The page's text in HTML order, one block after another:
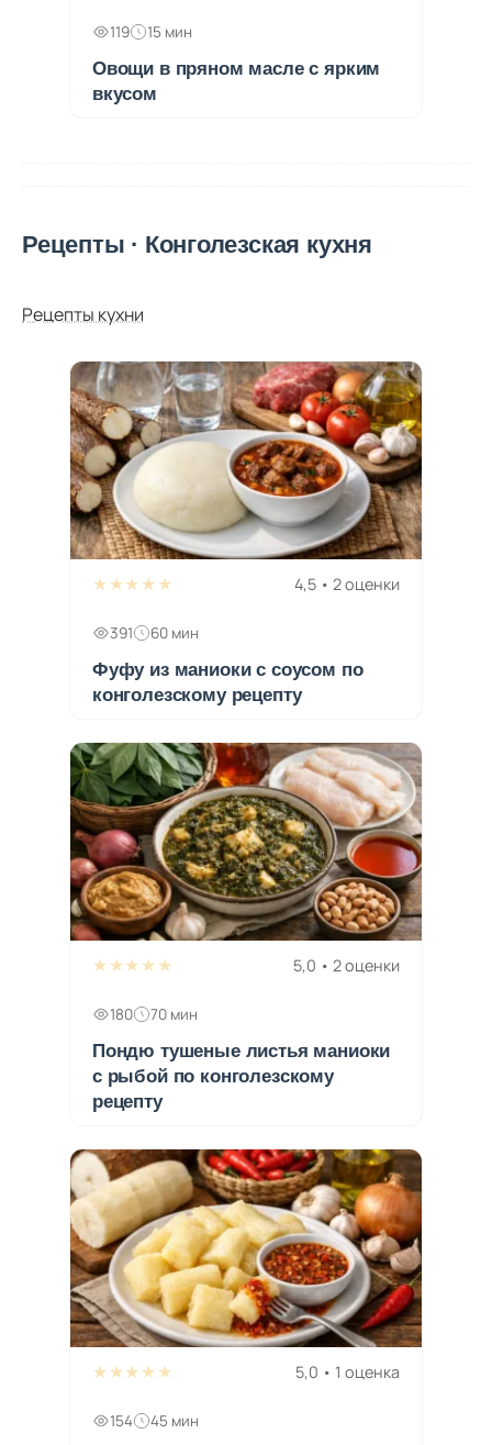
119 15 мин
Овощи в пряном масле с ярким
вкусом
Рецепты · Конголезская кухня
Рецепты кухни
★★★★★ 4,5 • 2 оценки
391 60 мин
Фуфу из маниоки с соусом по
конголезскому рецепту
★★★★★ 5,0 • 2 оценки
180 70 мин
Пондю тушеные листья маниоки
с рыбой по конголезскому
рецепту
★★★★★ 5,0 • 1 оценка
154 45 мин